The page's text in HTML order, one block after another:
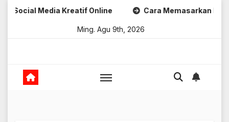
Skip
Kreatif Online Cara Memasarkan Produk
Ming. Agu 9th, 2026